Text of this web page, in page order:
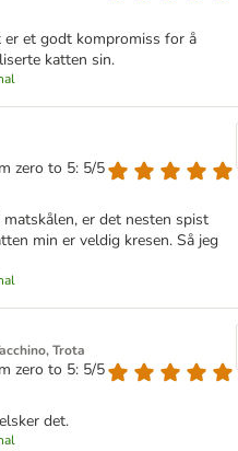
et godt kompromiss for å
katten sin.
zero to 5: 5/5
er det nesten spist
min er veldig kresen. Så jeg
Trota
zero to 5: 5/5
det.